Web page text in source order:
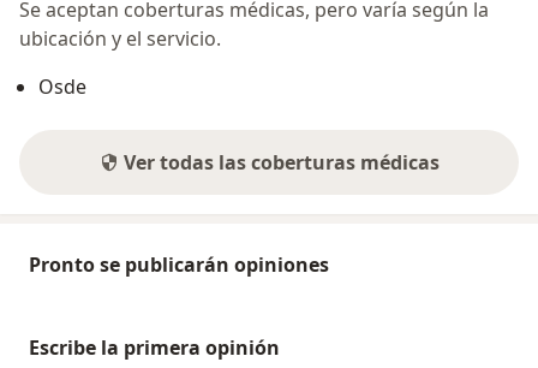
Se aceptan coberturas médicas, pero varía según la
ubicación y el servicio.
Osde
Ver todas las coberturas médicas
Pronto se publicarán opiniones
Escribe la primera opinión